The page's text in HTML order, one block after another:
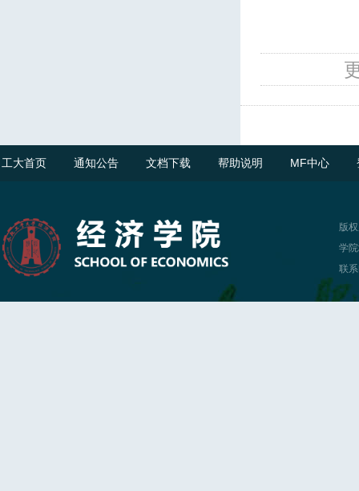
工大首页 通知公告 文档下载 帮助说明 MF中心
版
学
联